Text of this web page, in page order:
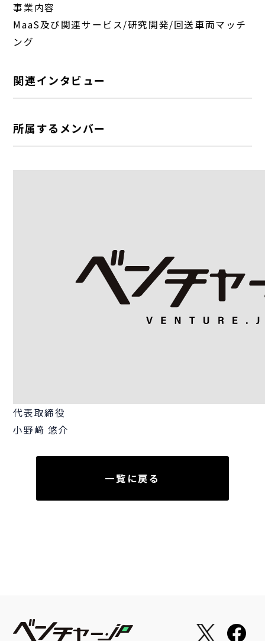
事業内容
MaaS及び関連サービス/研究開発/回送車両マッチ
ング
関連インタビュー
所属するメンバー
代表取締役
小野﨑 悠介
一覧に戻る